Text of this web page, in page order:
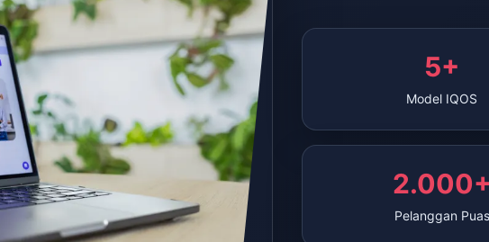
5+
Model IQOS
Pelanggan Puas